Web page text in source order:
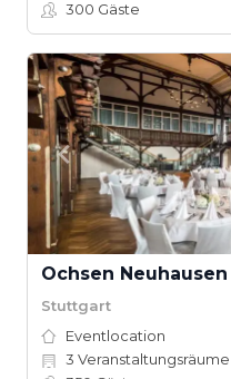
300 Gäste
Ochsen Neuhausen
Stuttgart
Eventlocation
3 Veranstaltungsräume